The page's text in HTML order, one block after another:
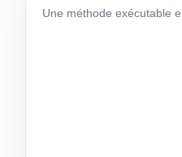
Une méthode exécutable